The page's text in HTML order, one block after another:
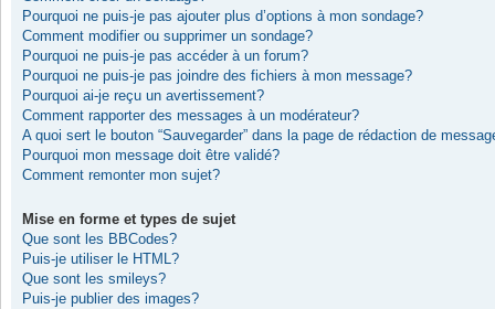
Pourquoi ne puis-je pas ajouter plus d’options à mon sondage?
Comment modifier ou supprimer un sondage?
Pourquoi ne puis-je pas accéder à un forum?
Pourquoi ne puis-je pas joindre des fichiers à mon message?
Pourquoi ai-je reçu un avertissement?
Comment rapporter des messages à un modérateur?
A quoi sert le bouton “Sauvegarder” dans la page de rédaction de
Pourquoi mon message doit être validé?
Comment remonter mon sujet?
Mise en forme et types de sujet
Que sont les BBCodes?
Puis-je utiliser le HTML?
Que sont les smileys?
Puis-je publier des images?